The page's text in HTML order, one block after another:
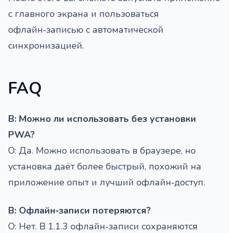
с главного экрана и пользоваться
офлайн‑записью с автоматической
синхронизацией.
FAQ
В: Можно ли использовать без установки
PWA?
О: Да. Можно использовать в браузере, но
установка даёт более быстрый, похожий на
приложение опыт и лучший офлайн‑доступ.
В: Офлайн‑записи потеряются?
О: Нет. В 1.1.3 офлайн‑записи сохраняются